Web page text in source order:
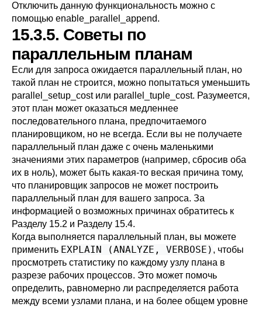
Отключить данную функциональность можно с
помощью enable_parallel_append.
15.3.5. Советы по
параллельным планам
Если для запроса ожидается параллельный план, но
такой план не строится, можно попытаться уменьшить
parallel_setup_costили parallel_tuple_cost. Разумеется,
этот план может оказаться медленнее
последовательного плана, предпочитаемого
планировщиком, но не всегда. Если вы не получаете
параллельный план даже с очень маленькими
значениями этих параметров (например, сбросив оба
их в ноль), может быть какая-то веская причина тому,
что планировщик запросов не может построить
параллельный план для вашего запроса. За
информацией о возможных причинах обратитесь к
Разделу 15.2 и Разделу 15.4.
Когда выполняется параллельный план, вы можете
применить EXPLAIN (ANALYZE, VERBOSE) , чтобы
просмотреть статистику по каждому узлу плана в
разрезе рабочих процессов. Это может помочь
определить, равномерно ли распределяется работа
между всеми узлами плана, и на более общем уровне